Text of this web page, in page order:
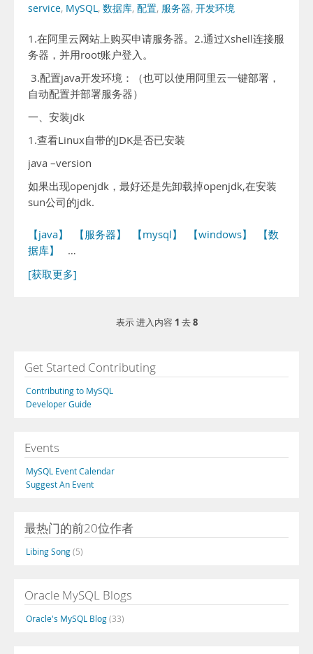
service, MySQL, 数据库, 配置, 服务器, 开发环境
1.在阿里云网站上购买申请服务器。2.通过Xshell连接服
务器，并用root账户登入。
3.配置java开发环境：（也可以使用阿里云一键部署，
自动配置并部署服务器）
一、安装jdk
1.查看Linux自带的JDK是否已安装
java –version
如果出现openjdk，最好还是先卸载掉openjdk,在安装
sun公司的jdk.
【java】 【服务器】 【mysql】 【windows】
【数
据库】
…
[获取更多]
表示 进入内容 1 去8
Get Started Contributing
Contributing to MySQL
Developer Guide
Events
MySQL Event Calendar
Suggest An Event
最热门的前20位作者
Libing Song(5)
Oracle MySQL Blogs
Oracle's MySQL Blog(33)